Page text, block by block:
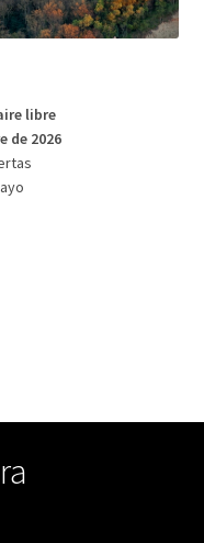
libre
de 2026